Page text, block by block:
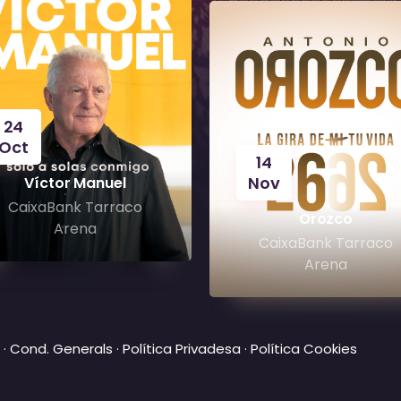
24
Oct
Víctor Manuel
CaixaBank Tarraco
Arena
14
Nov
Orozco
CaixaBank Tarraco
Arena
· Cond. Generals · Política Privadesa · Política Cookies